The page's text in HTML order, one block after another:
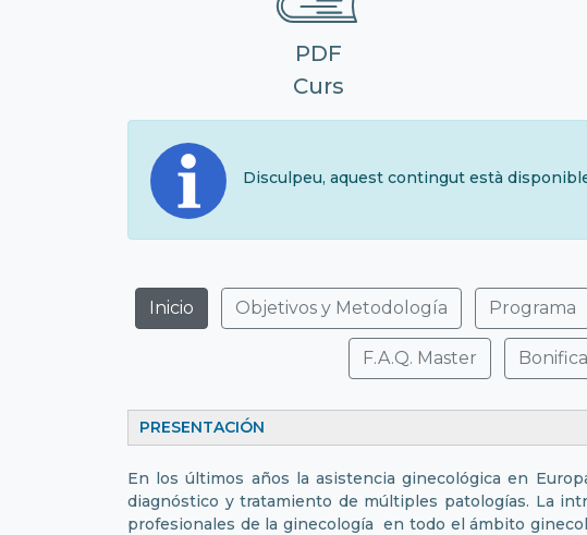
PDF
Curs
Disculpeu, aquest contingut està
Inicio Objetivos y Metodología Programa
F.A.Q. Master
PRESENTACIÓN
En los últimos años la asistencia ginecológica en
diagnóstico y tratamiento de múltiples patologías. La
profesionales de la ginecología en todo el ámbito